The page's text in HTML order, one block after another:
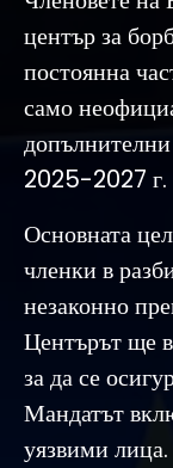
център за
постоянна
само
2025-2027 г.
Основната
членки в
незаконно
Центърът ще
за да се
Мандатът
уязвими лица.